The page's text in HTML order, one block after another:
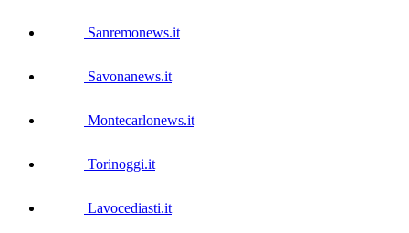
Sanremonews.it
Savonanews.it
Montecarlonews.it
Torinoggi.it
Lavocediasti.it